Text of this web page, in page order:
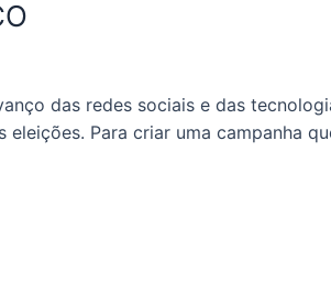
das redes sociais e das
Para criar uma campanha